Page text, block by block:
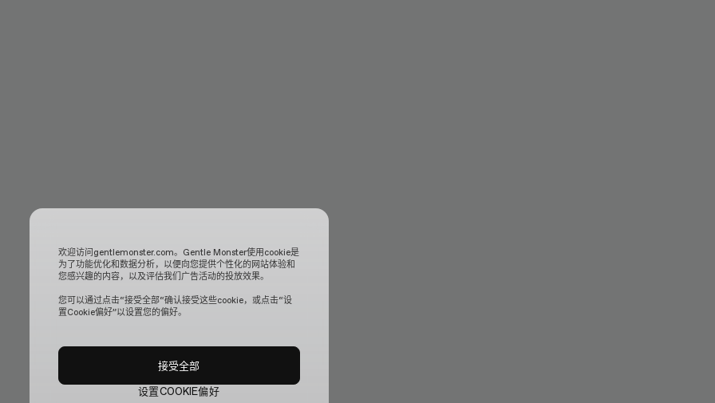
欢迎访问gentlemonster.com。Gentle Monster使用cookie是
为了功能优化和数据分析，以便向您提供个性化的网站体验和
您感兴趣的内容，以及评估我们广告活动的投放效果。
您可以通过点击“接受全部“确认接受这些cookie，或点击“设
置Cookie偏好”以设置您的偏好。
设置COOKIE偏好
接受全部